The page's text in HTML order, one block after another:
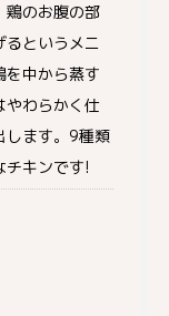
鶏のお腹の部
るというメニ
を中から蒸す
やわらかく仕
します。9種類
チキンです!